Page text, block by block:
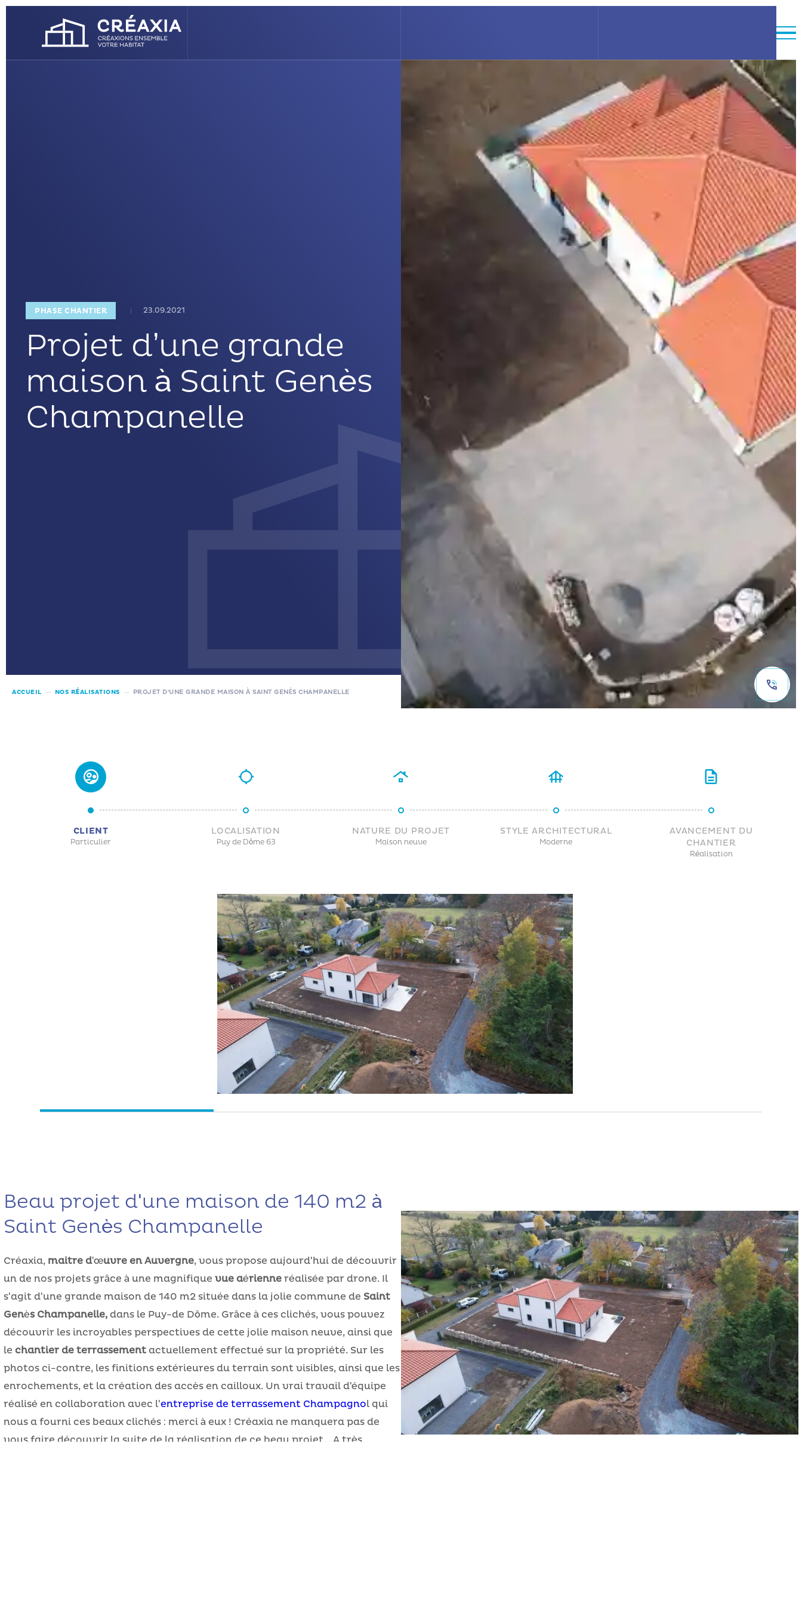
PHASE CHANTIER 23.09.2021
Projet d’une grande
maison à Saint Genès
Champanelle
ACCUEIL → NOS RÉALISATIONS → PROJET D’UNE GRANDE MAISON À SAINT GENÈS CHAMPANELLE
CLIENT
Particulier
LOCALISATION
Puy de Dôme 63
NATURE DU PROJET
Maison neuve
STYLE ARCHITECTURAL
Moderne
AVANCEMENT DU
CHANTIER
Réalisation
Beau projet d'une maison de 140 m2 à
Saint Genès Champanelle
Créaxia, maitre d’œuvre en Auvergne, vous propose aujourd'hui de découvrir
un de nos projets grâce à une magnifique vue aérienne réalisée par drone. Il
s'agit d'une grande maison de 140 m2 située dans la jolie commune de Saint
Genès Champanelle, dans le Puy-de Dôme. Grâce à ces clichés, vous pouvez
découvrir les incroyables perspectives de cette jolie maison neuve, ainsi que
le chantier de terrassement actuellement effectué sur la propriété. Sur les
photos ci-contre, les finitions extérieures du terrain sont visibles, ainsi que les
enrochements, et la création des accès en cailloux. Un vrai travail d'équipe
réalisé en collaboration avec l'entreprise de terrassement Champagnol qui
nous a fourni ces beaux clichés : merci à eux ! Créaxia ne manquera pas de
vous faire découvrir la suite de la réalisation de ce beau projet... A très